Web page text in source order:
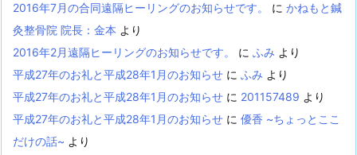
2016年7月の合同遠隔ヒーリングのお知らせです。 に かねもと鍼
灸整骨院 院長：金本 より
2016年2月遠隔ヒーリングのお知らせです。
に ふみ より
平成27年のお礼と平成28年1月のお知らせ に ふみ より
平成27年のお礼と平成28年1月のお知らせ に 201157489 より
平成27年のお礼と平成28年1月のお知らせ に 優香 ~ちょっとここ
だけの話~ より